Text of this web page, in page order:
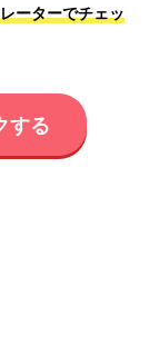
ーターでチェッ
する